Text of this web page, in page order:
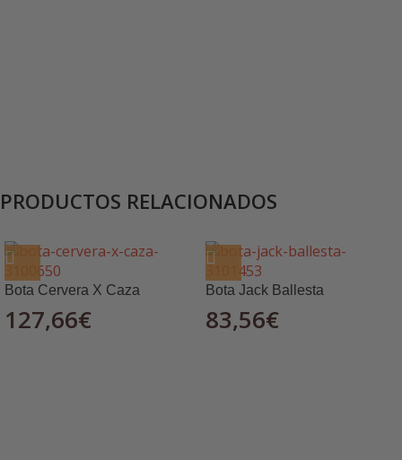
PRODUCTOS RELACIONADOS
Bota Cervera X Caza
127,66€
Bota Jack Ballesta
83,56€